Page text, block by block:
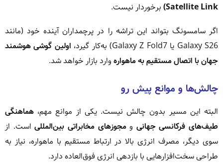
Satellite Link) برخوردار نیست.
اگر سامسونگ بتواند این تراشه را در پرچمداران آینده خود (مانند
Galaxy S26 یا Galaxy Z Fold7) به‌کار گیرد،
اولین گوشی هوشمند
جهان با اتصال مستقیم به ماهواره وارد بازار خواهد شد.
چالش‌ها و موانع پیش رو
البته این مسیر بدون چالش نیست. یکی از موانع مهم، هماهنگی
طیف‌های فرکانسی جهانی ومجوزهای مخابراتی بین‌المللیاست. از
سوی دیگر، مصرف انرژی بالا در ارتباط مستقیم با ماهواره، نیاز به
طراحی سخت‌افزارهایی با بازدهی انرژی فوق‌العاده دارد.